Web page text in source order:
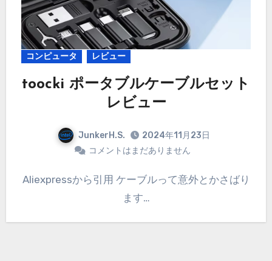
コンピュータ レビュー
toocki ポータブルケーブルセット
レビュー
JunkerH.S.
2024年11月23日
コメントはまだありません
Aliexpressから引用 ケーブルって意外とかさばり
ます…